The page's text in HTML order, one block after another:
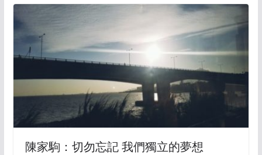
陳家駒：切勿忘記 我們獨立的夢想